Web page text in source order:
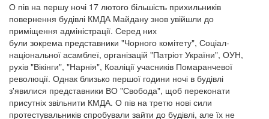
О пів на першу ночі 17 лютого більшість прихильників
повернення будівлі КМДА Майдану знов увійшли до
приміщення адміністрації. Серед них
були зокрема представники "Чорного комітету", Соціал-
національної асамблеї, організацій "Патріот України", ОУН,
рухів "Вікінги", "Нарнія", Коаліції учасників Помаранчевої
революції. Однак близько першої години ночі в будівлі
з'явилися представники ВО "Свобода", щоб переконати
присутніх звільнити КМДА. О пів на третю нові сили
протестувальників спробували зайти до будівлі, але їх не